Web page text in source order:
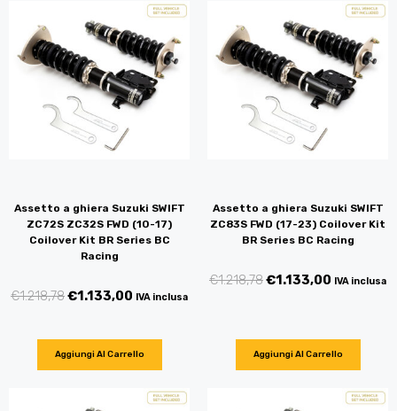
Assetto a ghiera Suzuki SWIFT
ZC72S ZC32S FWD (10-17)
Coilover Kit BR Series BC
Racing
€1.218,78€1.133,00 IVA inclusa
Aggiungi Al Carrello
Assetto a ghiera Suzuki SWIFT
ZC83S FWD (17-23) Coilover Kit
BR Series BC Racing
€1.218,78€1.133,00 IVA inclusa
Aggiungi Al Carrello